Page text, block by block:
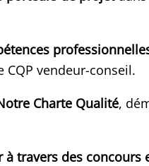
vendeur-conseil.
Charte Qualité,
travers des concours